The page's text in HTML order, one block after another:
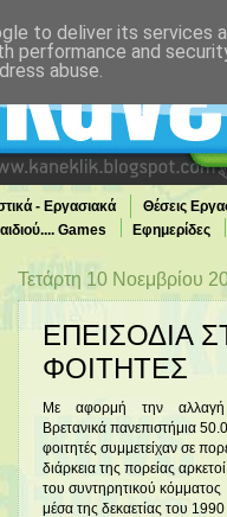
- Εργασιακά Θέσεις
Games Εφημερίδες
Τετάρτη 10 Νοεμβρίου
ΕΠΕΙΣΟΔΙΑ
ΦΟΙΤΗΤΕΣ
Με αφορμή την
Βρετανικά πανεπιστήμια
φοιτητές συμμετείχαν σε
διάρκεια της πορείας
του συντηρητικού κόμματος
μέσα της δεκαετίας του
to deliver its services
performance and
abuse.